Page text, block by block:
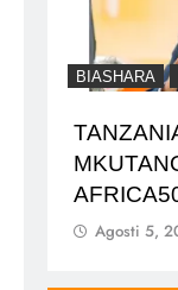
BIASHARA
Agosti 5,